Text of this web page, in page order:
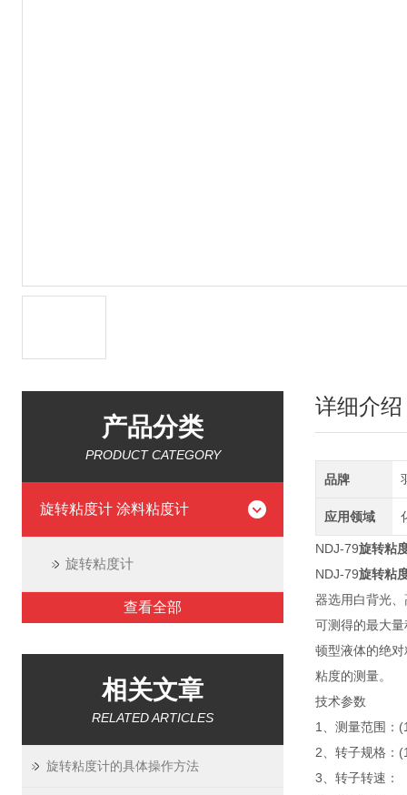
产品分类
PRODUCT CATEGORY
旋转粘度计 涂料粘度计
旋转粘度计
查看全部
相关文章
RELATED ARTICLES
旋转粘度计的具体操作方法
详细介绍
品牌
应用领域
NDJ-79旋转粘
NDJ-79旋转粘
器选用白背光
可测得的最大
顿型液体的绝
粘度的测量。
技术参数
1、测量范围：
2、转子规格：
3、转子转速：